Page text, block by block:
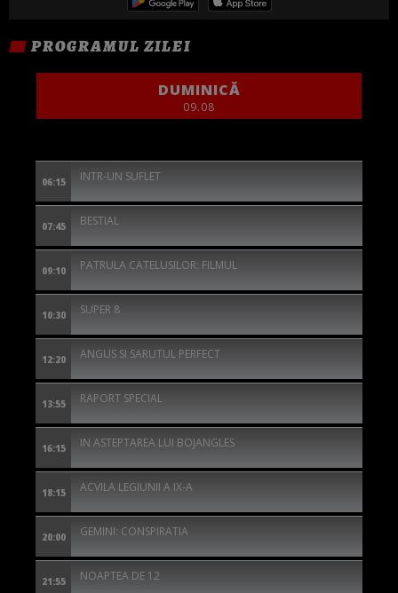
PROGRAMUL ZILEI
DUMINICĂ
09.08
06:15 INTR-UN SUFLET
07:45 BESTIAL
09:10 PATRULA CATELUSILOR: FILMUL
10:30 SUPER 8
12:20 ANGUS SI SARUTUL PERFECT
13:55 RAPORT SPECIAL
16:15 IN ASTEPTAREA LUI BOJANGLES
18:15 ACVILA LEGIUNII A IX-A
20:00 GEMINI: CONSPIRATIA
21:55 NOAPTEA DE 12